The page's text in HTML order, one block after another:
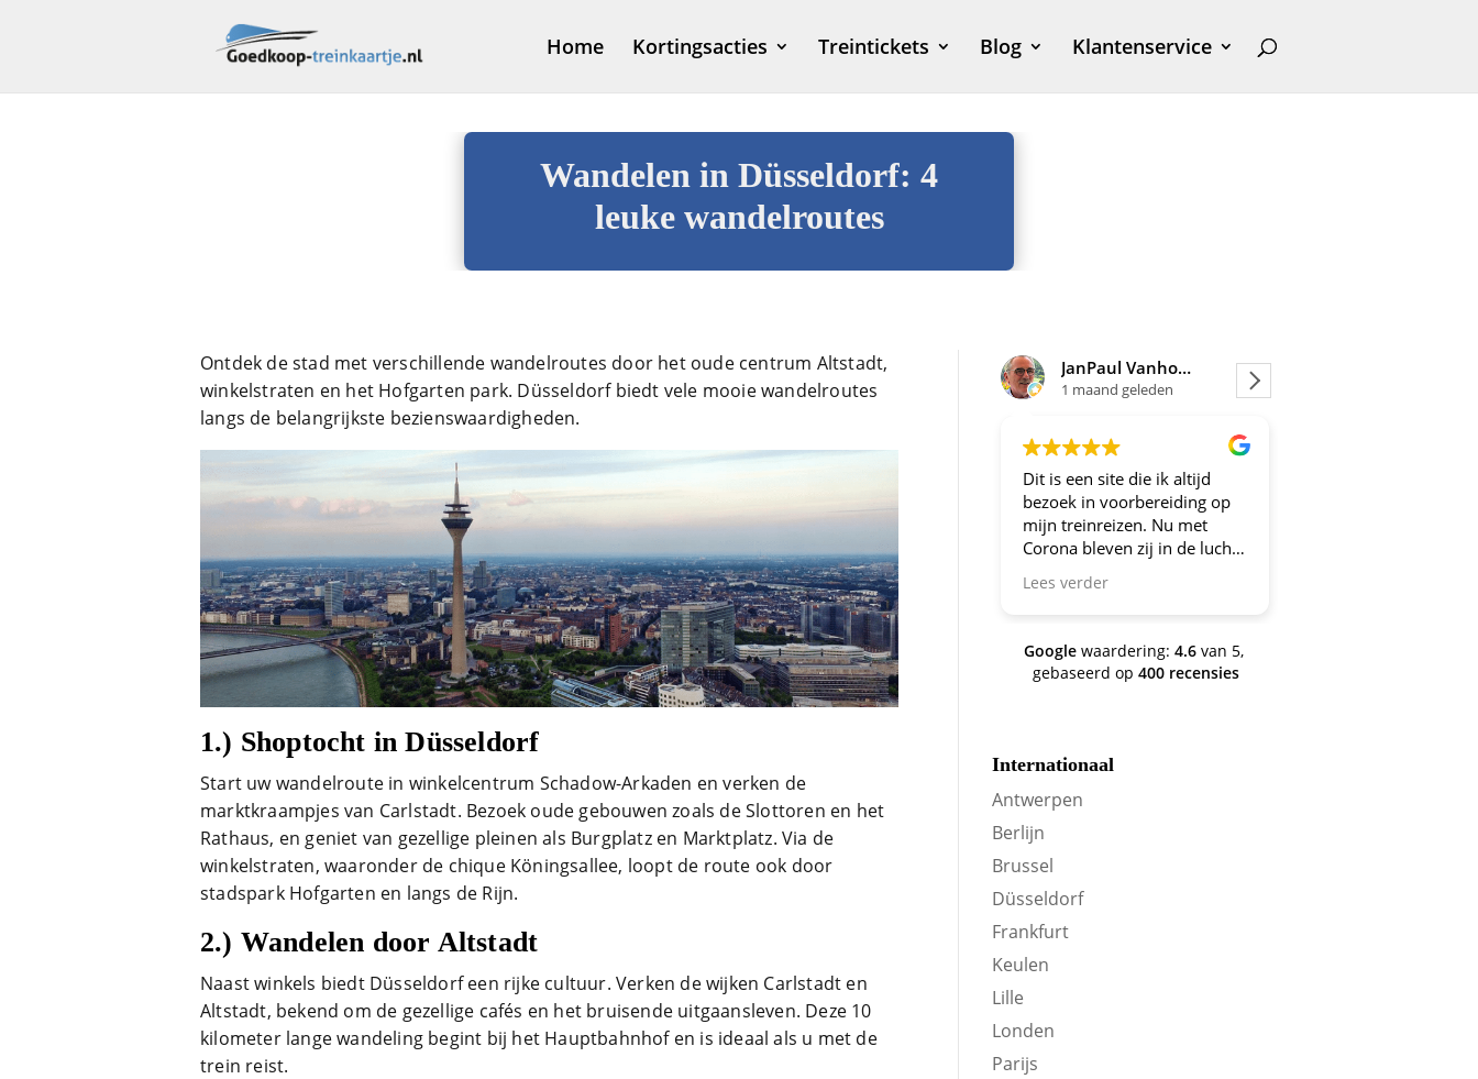
Home Kortingsacties Treintickets Blog Klantenservice
Wandelen in Düsseldorf: 4
leuke wandelroutes
Ontdek de stad met verschillende wandelroutes door het oude centrum Altstadt,
winkelstraten en het Hofgarten park. Düsseldorf biedt vele mooie wandelroutes
langs de belangrijkste bezienswaardigheden.
1.) Shoptocht in Düsseldorf
Start uw wandelroute in winkelcentrum Schadow-Arkaden en verken de
marktkraampjes van Carlstadt. Bezoek oude gebouwen zoals de Slottoren en het
Rathaus, en geniet van gezellige pleinen als Burgplatz en Marktplatz. Via de
winkelstraten, waaronder de chique Köningsallee, loopt de route ook door
stadspark Hofgarten en langs de Rijn.
2.) Wandelen door Altstadt
Naast winkels biedt Düsseldorf een rijke cultuur. Verken de wijken Carlstadt en
Altstadt, bekend om de gezellige cafés en het bruisende uitgaansleven. Deze 10
kilometer lange wandeling begint bij het Hauptbahnhof en is ideaal als u met de
trein reist.
JanPaul Vanhoven
1 maand geleden
Dit is een site die ik altijd
bezoek in voorbereiding op
mijn treinreizen. Nu met
Corona bleven zij in de lucht.
Bravo en ga zo door! En nu
zijn we een aantal jaren
site om je te oriënteren op
trein-voordeel!
Lees verder
Google waardering: 4.6 van 5,
gebaseerd op400 recensies
Internationaal
Antwerpen
Berlijn
Brussel
Düsseldorf
Frankfurt
Keulen
Lille
Londen
Parijs